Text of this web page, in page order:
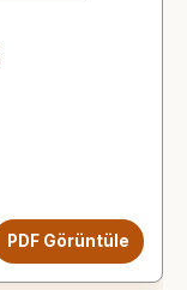
PDF Görüntüle